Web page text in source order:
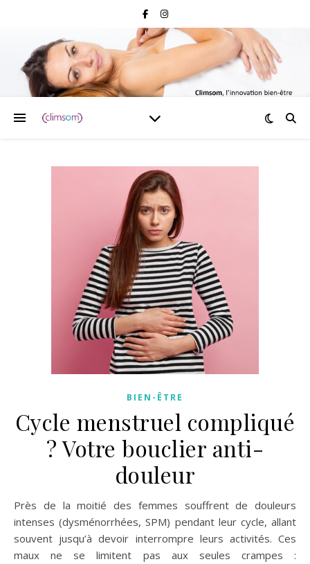
BIEN-ÊTRE
Cycle menstruel compliqué
? Votre bouclier anti-
douleur
Près de la moitié des femmes souffrent de douleurs
intenses (dysménorrhées, SPM) pendant leur cycle, allant
souvent jusqu’à devoir interrompre leurs activités. Ces
maux ne se limitent pas aux seules crampes :